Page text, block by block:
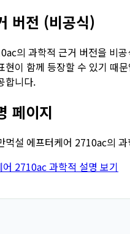
버전 (비공식)
의 과학적 근거 버전을 비
현이 함께 등장할 수 있기 때
합니다.
페이지
먹설 에프터케어 2710ac의
2710ac 과학적 설명 보기